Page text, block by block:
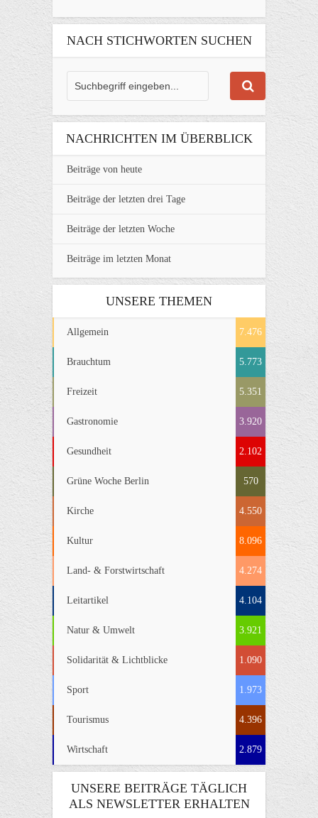
NACH STICHWORTEN SUCHEN
NACHRICHTEN IM ÜBERBLICK
Beiträge von heute
Beiträge der letzten drei Tage
Beiträge der letzten Woche
Beiträge im letzten Monat
UNSERE THEMEN
Allgemein 7.476
Brauchtum 5.773
Freizeit 5.351
Gastronomie 3.920
Gesundheit 2.102
Grüne Woche Berlin 570
Kirche 4.550
Kultur 8.096
Land- & Forstwirtschaft 4.274
Leitartikel 4.104
Natur & Umwelt 3.921
Solidarität & Lichtblicke 1.090
Sport 1.973
Tourismus 4.396
Wirtschaft 2.879
UNSERE BEITRÄGE TÄGLICH
ALS NEWSLETTER ERHALTEN